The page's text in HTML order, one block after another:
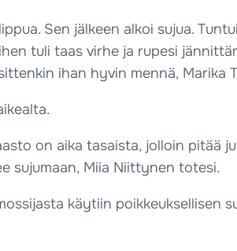
Sen jälkeen alkoi sujua.
tuli taas virhe ja rupesi
ihan hyvin mennä, Marika
on aika tasaista, jolloin
sujumaan, Miia Niittynen totesi.
käytiin poikkeuksellisen